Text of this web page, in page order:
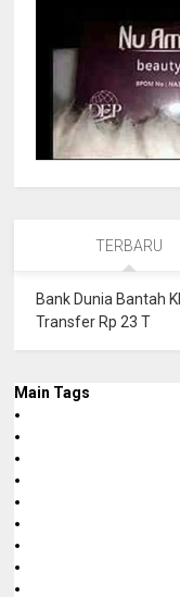
TERBARU
Bank Dunia Bantah
Transfer Rp 23 T
Main Tags